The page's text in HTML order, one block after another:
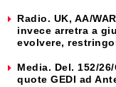
Radio. UK, AA/
invece arretra a
evolvere,
Media. Del. 152/
quote GEDI ad